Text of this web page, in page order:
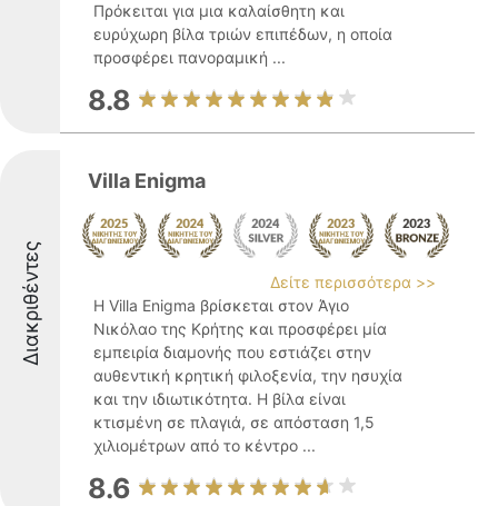
Πρόκειται για μια καλαίσθητη και
ευρύχωρη βίλα τριών επιπέδων, η οποία
προσφέρει πανοραμική ...
8.8
Διακριθέντες
Villa Enigma
Δείτε περισσότερα >>
Η Villa Enigma βρίσκεται στον Άγιο
Νικόλαο της Κρήτης και προσφέρει μία
εμπειρία διαμονής που εστιάζει στην
αυθεντική κρητική φιλοξενία, την ησυχία
και την ιδιωτικότητα. Η βίλα είναι
κτισμένη σε πλαγιά, σε απόσταση 1,5
χιλιομέτρων από το κέντρο ...
8.6